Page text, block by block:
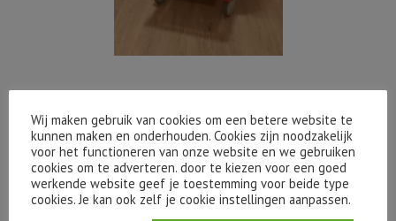
Stap 3. Het gebruik van de
Medicijnkar
Hoe gaat de medicijnkar gebruikt worden? Zo kan het zijn dat er
Wij maken gebruik van cookies om een betere website te
kunnen maken en onderhouden. Cookies zijn noodzakelijk
voor het functioneren van onze website en we gebruiken
cookies om te adverteren. door te kiezen voor een goed
werkende website geef je toestemming voor beide type
cookies. Je kan ook zelf je cookie instellingen aanpassen.